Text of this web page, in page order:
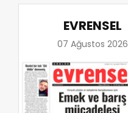
EVRENSEL
07 Ağustos 2026